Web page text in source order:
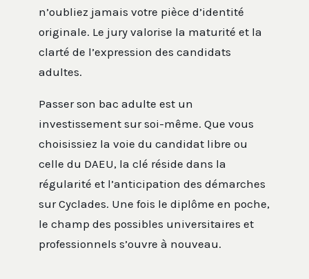
n’oubliez jamais votre pièce d’identité
originale. Le jury valorise la maturité et la
clarté de l’expression des candidats
adultes.
Passer son bac adulte est un
investissement sur soi-même. Que vous
choisissiez la voie du candidat libre ou
celle du DAEU, la clé réside dans la
régularité et l’anticipation des démarches
sur Cyclades. Une fois le diplôme en poche,
le champ des possibles universitaires et
professionnels s’ouvre à nouveau.